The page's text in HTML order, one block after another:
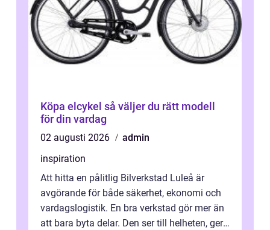
Köpa elcykel så väljer du rätt modell
för din vardag
02 augusti 2026
admin
inspiration
Att hitta en pålitlig Bilverkstad Luleå är
avgörande för både säkerhet, ekonomi och
vardagslogistik. En bra verkstad gör mer än
att bara byta delar. Den ser till helheten, ger